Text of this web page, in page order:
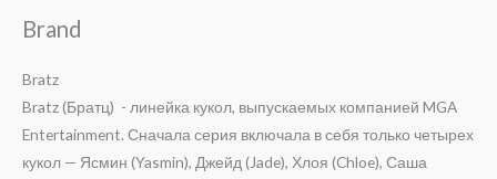
Brand
Bratz
Bratz (Братц) - линейка кукол, выпускаемых компанией MGA
Entertainment. Сначала серия включала в себя только четырех
кукол — Ясмин (Yasmin), Джейд (Jade), Хлоя (Chloe), Саша